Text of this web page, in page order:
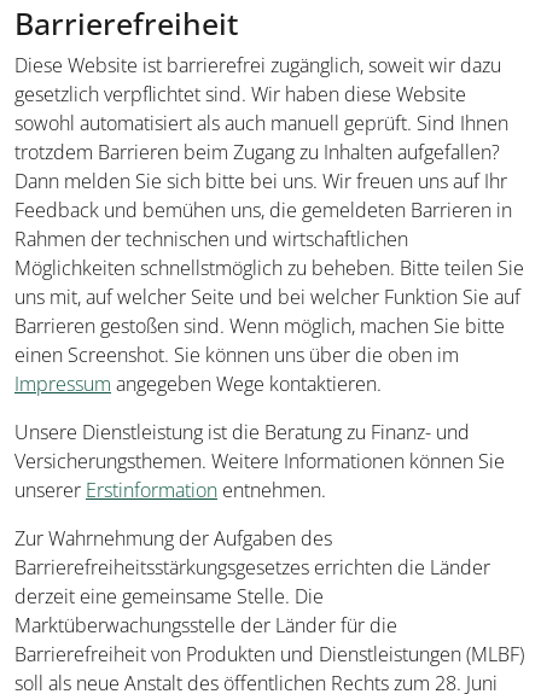
Barrierefreiheit
Diese Website ist barrierefrei zugänglich, soweit wir dazu
gesetzlich verpflichtet sind. Wir haben diese Website
sowohl automatisiert als auch manuell geprüft. Sind Ihnen
trotzdem Barrieren beim Zugang zu Inhalten aufgefallen?
Dann melden Sie sich bitte bei uns. Wir freuen uns auf Ihr
Feedback und bemühen uns, die gemeldeten Barrieren in
Rahmen der technischen und wirtschaftlichen
Möglichkeiten schnellstmöglich zu beheben. Bitte teilen Sie
uns mit, auf welcher Seite und bei welcher Funktion Sie auf
Barrieren gestoßen sind. Wenn möglich, machen Sie bitte
einen Screenshot. Sie können uns über die oben im
Impressum angegeben Wege kontaktieren.
Unsere Dienstleistung ist die Beratung zu Finanz- und
Versicherungsthemen. Weitere Informationen können Sie
unserer Erstinformation entnehmen.
Zur Wahrnehmung der Aufgaben des
Barrierefreiheitsstärkungsgesetzes errichten die Länder
derzeit eine gemeinsame Stelle. Die
Marktüberwachungsstelle der Länder für die
Barrierefreiheit von Produkten und Dienstleistungen (MLBF)
soll als neue Anstalt des öffentlichen Rechts zum 28. Juni